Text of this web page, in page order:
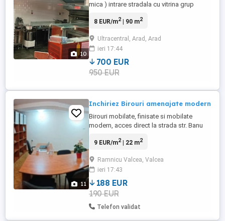
10
mica ) intrare stradala cu vitrina grup
si auto bun pentru cabinete, magazine cu
incalzire centrala proprie pe gaz clima
parter renovat totul la cheie renovat (excus
farmacie si magazin ...
8 EUR/m2| 90 m2
Ultracentral, Arad, Arad
ieri 17:44
700 EUR
950 EUR
11
Inchiriez Birouri amenajate modern
Birouri mobilate, finisate si mobilate
modern, acces direct la strada str. Banu
Autonomie la energie electrica si apa,
cablu si Wi-Fi, televizor cu grila de
programe tv, toaleta moderna, etc.
9 EUR/m2| 22 m2
Ramnicu Valcea, Valcea
ieri 17:43
188 EUR
190 EUR
Telefon validat